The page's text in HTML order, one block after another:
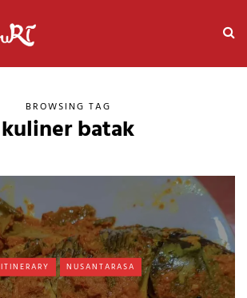
BROWSING TAG
kuliner batak
ITINERARY NUSANTARASA